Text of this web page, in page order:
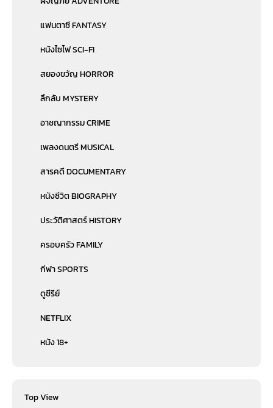
แฟนตาซี FANTASY
หนังไซไฟ SCI-FI
สยองขวัญ HORROR
ลึกลับ MYSTERY
อาชญากรรม CRIME
เพลงดนตรี MUSICAL
สารคดี DOCUMENTARY
หนังชีวิต BIOGRAPHY
ประวัติศาสตร์ HISTORY
ครอบครัว FAMILY
กีฬา SPORTS
ดูซีรีย์
NETFLIX
หนัง 18+
Top View